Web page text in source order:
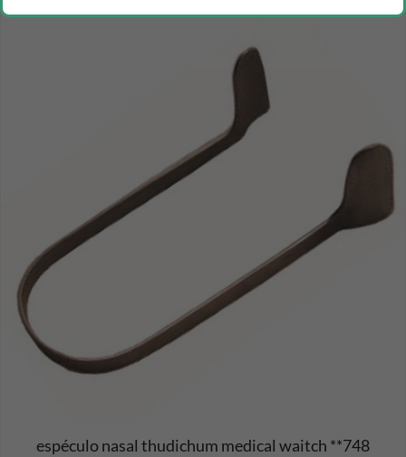
espéculo nasal thudichum medical waitch **748